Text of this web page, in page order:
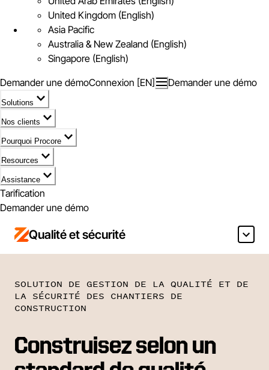
United Kingdom (English)
Asia Pacific
Australia & New Zealand (English)
Singapore (English)
Demander une démoConnexion [EN] Demander une démo
Solutions
Nos clients
Pourquoi Procore
Resources
Assistance
Tarification
Demander une démo
Qualité et sécurité
SOLUTION DE GESTION DE LA QUALITÉ ET DE
LA SÉCURITÉ DES CHANTIERS DE
CONSTRUCTION
Construisez selon un